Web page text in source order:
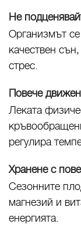
Не
Организмът
качествен
стрес.
Повече
Леката
регулира
Хранене с
Сезонните
магнезий и
енергията.